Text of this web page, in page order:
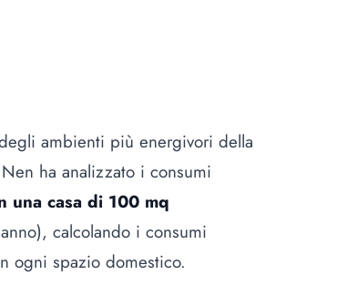
ambienti più energivori della
ha analizzato i consumi
una casa di 100 mq
calcolando i consumi
ogni spazio domestico.